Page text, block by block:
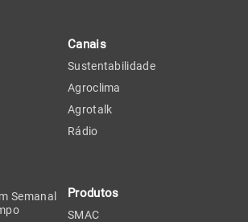
Semanal
Canais
Sustentabilidade
Agroclima
Agrotalk
Rádio
Produtos
SMAC